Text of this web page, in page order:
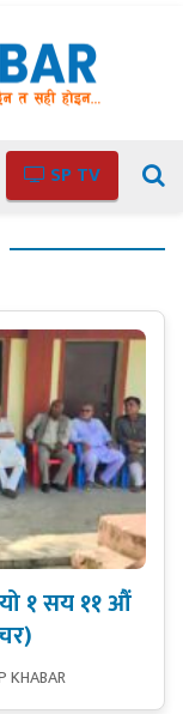
SP TV
१ सय ११ औं
KHABAR